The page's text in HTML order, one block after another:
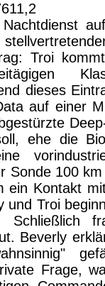
Troi
dieses
auf einer
ehe die
Sonde 100
ein Kontakt
und Troi
Schließlich
Beverly
Frage,